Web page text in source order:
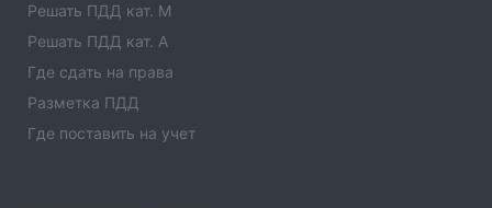
Решать ПДД кат. M
Решать ПДД кат. A
Где сдать на права
Разметка ПДД
Где поставить на учет